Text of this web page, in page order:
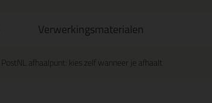
Verwerkingsmaterialen
PostNL afhaalpunt: kies zelf wanneer je afhaalt